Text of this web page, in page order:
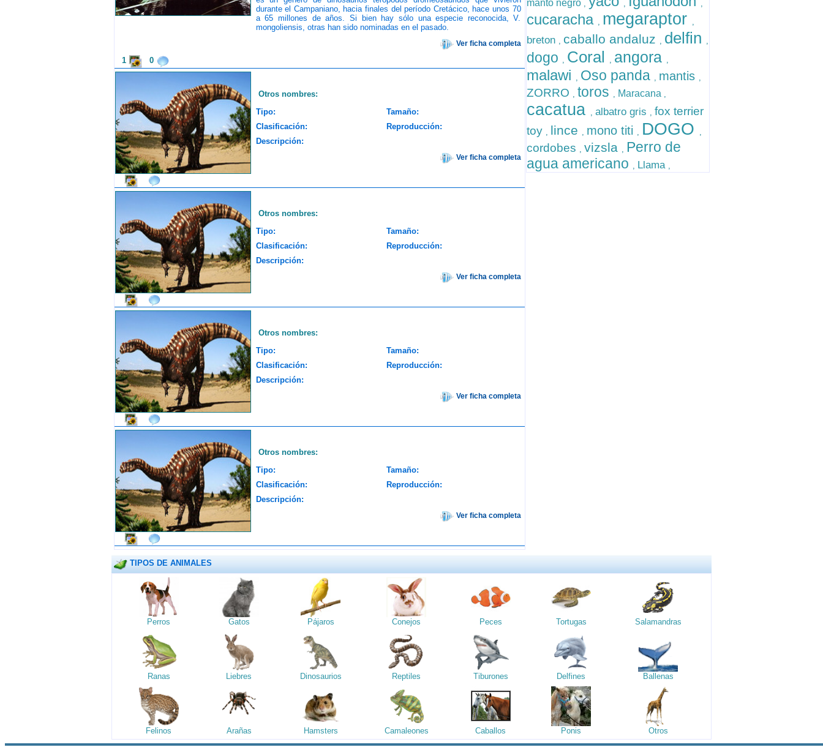
manto negro , , ,
cucaracha , megaraptor ,
breton , caballo andaluz , delfin ,
dogo , Coral , angora ,
malawi , Oso panda , mantis ,
ZORRO , toros , Maracana ,
cacatua , albatro gris , fox terrier
toy , lince , mono titi , DOGO ,
cordobes , vizsla , Perro de
agua americano , Llama ,
durante el Campaniano, hacia finales del período Cretácico, hace unos 70
a 65 millones de años. Si bien hay sólo una especie reconocida, V.
mongoliensis, otras han sido nominadas en el pasado.
Ver ficha completa
1 0
Otros nombres:
Tipo:
Tamaño:
Clasificación:
Reproducción:
Descripción:
Ver ficha completa
Otros nombres:
Tipo:
Tamaño:
Clasificación:
Reproducción:
Descripción:
Ver ficha completa
Otros nombres:
Tipo:
Tamaño:
Clasificación:
Reproducción:
Descripción:
Ver ficha completa
Otros nombres:
Tipo:
Tamaño:
Clasificación:
Reproducción:
Descripción:
Ver ficha completa
TIPOS DE ANIMALES
Perros Gatos Pájaros Conejos Peces Tortugas Salamandras
Ranas Liebres Dinosaurios Reptiles Tiburones Delfines Ballenas
Felinos Arañas Hamsters Camaleones Caballos Ponis Otros